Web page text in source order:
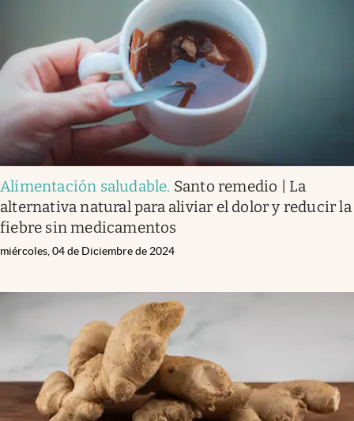
Alimentación saludable. Santo remedio | La
alternativa natural para aliviar el dolor y reducir la
fiebre sin medicamentos
miércoles, 04 de Diciembre de 2024